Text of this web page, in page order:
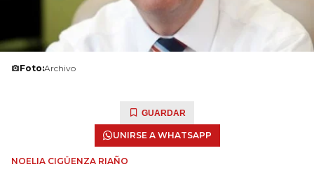
Foto:Archivo
GUARDAR
UNIRSE A WHATSAPP
NOELIA CIGÜENZA RIAÑO